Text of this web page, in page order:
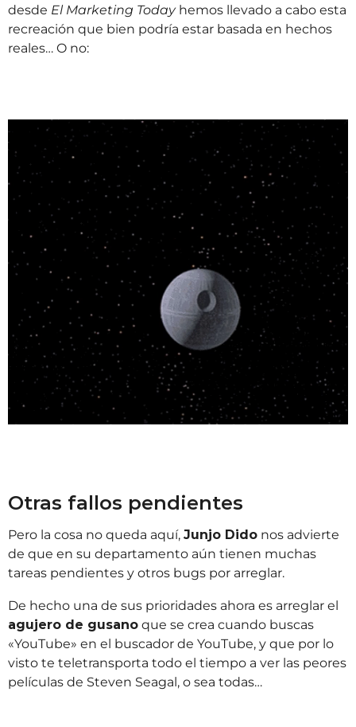
desde El Marketing Todayhemos llevado a cabo esta
recreación que bien podría estar basada en hechos
reales… O no:
Otras fallos pendientes
Pero la cosa no queda aquí, Junjo Dido nos advierte
de que en su departamento aún tienen muchas
tareas pendientes y otros bugs por arreglar.
De hecho una de sus prioridades ahora es arreglar el
agujero de gusano que se crea cuando buscas
«YouTube» en el buscador de YouTube, y que por lo
visto te teletransporta todo el tiempo a ver las peores
películas de Steven Seagal, o sea todas…